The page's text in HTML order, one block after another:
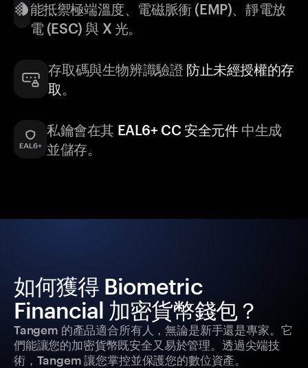
能抵禦極端溫度、電磁脈衝 (EMP)、靜電放
電 (ESC) 與 X 光。
存取碼與生物辨識驗證 防止未經授權的存
取 。
私鑰會在其 EAL6+ CC 安全元件中生成
並儲存。
如何獲得 Biometric
Financial 加密貨幣錢包？
Tangem 的產品適合所有人，無論是新手還是專家。它
們能讓您的加密貨幣既安全又易於管理。透過尖端技
術，Tangem 讓您掌控並保護您的數位資產。